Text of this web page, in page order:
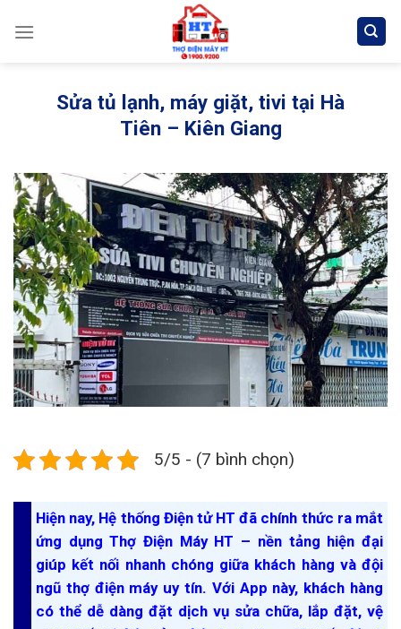
Sửa tủ lạnh, máy giặt, tivi tại Hà
Tiên – Kiên Giang
5/5 - (7 bình chọn)
Hiện nay, Hệ thống Điện tử HT đã chính thức ra mắt
ứng dụng Thợ Điện Máy HT – nền tảng hiện đại
giúp kết nối nhanh chóng giữa khách hàng và đội
ngũ thợ điện máy uy tín. Với App này, khách hàng
có thể dễ dàng đặt dịch vụ sửa chữa, lắp đặt, vệ